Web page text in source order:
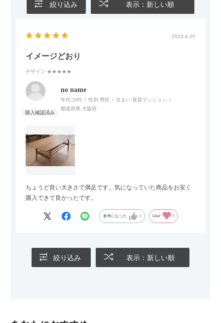
絞り込み 表示：新しい順
2023.4.20
イメージどおり
デザイン:★★★★★
no name
年代:20代 性別:男性 住まい:賃貸マンション
都道府県:大阪府
ちょうど良い大きさで満足です。気になっていた商品をお安く
購入できて良かったです。
参考になった 0 Like! 0
絞り込み 表示：新しい順